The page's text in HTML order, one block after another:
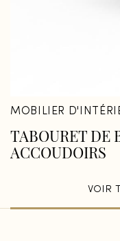
MOBILIER
TABOURET DE
ACCOUDOIRS
VOIR